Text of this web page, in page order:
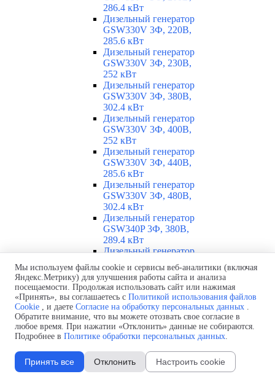
286.4 кВт
Дизельный генератор
GSW330V 3Ф, 220В,
285.6 кВт
Дизельный генератор
GSW330V 3Ф, 230В,
252 кВт
Дизельный генератор
GSW330V 3Ф, 380В,
302.4 кВт
Дизельный генератор
GSW330V 3Ф, 400В,
252 кВт
Дизельный генератор
GSW330V 3Ф, 440В,
285.6 кВт
Дизельный генератор
GSW330V 3Ф, 480В,
302.4 кВт
Дизельный генератор
GSW340P 3Ф, 380В,
289.4 кВт
Дизельный генератор
GSW340P 3Ф, 400В,
250.39 кВт
Дизельный генератор
GSW340P Alt. LS 3Ф,
400В, 251.46 кВт
Дизельный генератор
GSW360V 3Ф, 230В,
260.86 кВт
Дизельный генератор
GSW360V 3Ф, 400В,
260.86 кВт
Мы используем файлы cookie и сервисы веб-аналитики (включая
Яндекс.Метрику) для улучшения работы сайта и анализа
посещаемости. Продолжая использовать сайт или нажимая
«Принять», вы соглашаетесь с Политикой использования файлов
Cookie , и даете Согласие на обработку персональных данных .
Обратите внимание, что вы можете отозвать свое согласие в
любое время. При нажатии «Отклонить» данные не собираются.
Подробнее в Политике обработки персональных данных.
Принять все Отклонить Настроить cookie